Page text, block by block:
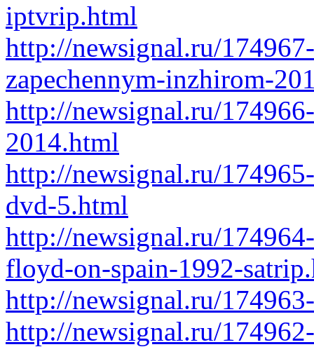
iptvrip.html
http://newsignal.ru/
zapechennym-inzhirom-
http://newsignal.ru/
2014.html
http://newsignal.ru/
dvd-5.html
http://newsignal.ru/
floyd-on-spain-1992-
http://newsignal.ru/
http://newsignal.ru/